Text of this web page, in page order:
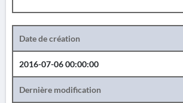
Date de création
2016-07-06 00:00:00
Dernière modification